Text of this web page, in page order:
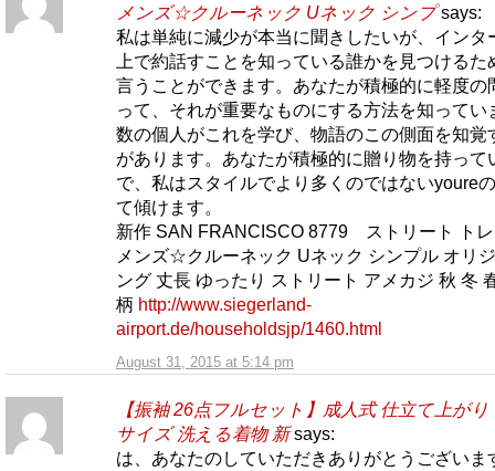
メンズ☆クルーネック Uネック シンプ says:
August 31, 2015 at 5:14 pm
私は単純に減少が本当に聞きしたいが、インタ
上で約話すことを知っている誰かを見つけるた
言うことができます。あなたが積極的に軽度の
って、それが重要なものにする方法を知ってい
数の個人がこれを学び、物語のこの側面を知覚
があります。あなたが積極的に贈り物を持って
で、私はスタイルでより多くのではないyoure
て傾けます。
新作 SAN FRANCISCO 8779 ストリート ト
メンズ☆クルーネック Uネック シンプル オリ
ング 丈長 ゆったり ストリート アメカジ 秋 冬
柄 http://www.siegerland-
airport.de/householdsjp/1460.html
【振袖 26点フルセット】成人式 仕立て上が
サイズ 洗える着物 新 says:
は、あなたのしていただきありがとうございま